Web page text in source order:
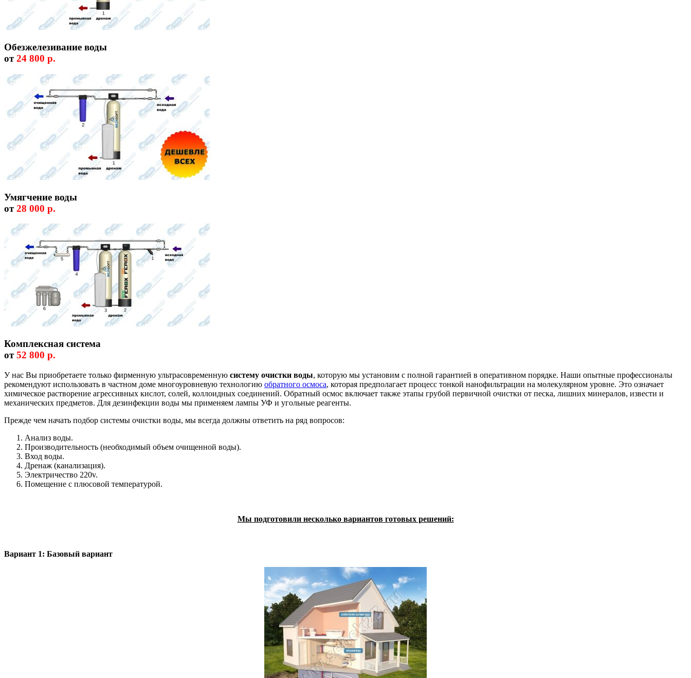
Обезжелезивание воды
от24 800 р.
Умягчение воды
от28 000 р.
Комплексная система
от52 800 р.
У нас Вы приобретаете только фирменную ультрасовременную систему очистки воды, которую мы установим с полной гарантией в оперативном порядке. Наши опытные профессионалы
рекомендуют использовать в частном доме многоуровневую технологию обратного осмоса, которая предполагает процесс тонкой нанофильтрации на молекулярном уровне. Это означает
химическое растворение агрессивных кислот, солей, коллоидных соединений. Обратный осмос включает также этапы грубой первичной очистки от песка, лишних минералов, извести и
механических предметов. Для дезинфекции воды мы применяем лампы УФ и угольные реагенты.
Прежде чем начать подбор системы очистки воды, мы всегда должны ответить на ряд вопросов:
Анализ воды.
Производительность (необходимый объем очищенной воды).
Вход воды.
Дренаж (канализация).
Электричество 220v.
Помещение с плюсовой температурой.
Мы подготовили несколько вариантов готовых решений:
Вариант 1: Базовый вариант